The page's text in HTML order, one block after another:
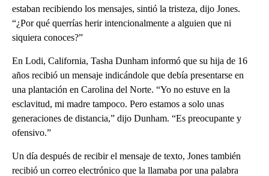
estaban recibiendo los mensajes, sintió la tristeza, dijo Jones.
“¿Por qué querrías herir intencionalmente a alguien que ni
siquiera conoces?”
En Lodi, California, Tasha Dunham informó que su hija de 16
años recibió un mensaje indicándole que debía presentarse en
una plantación en Carolina del Norte. “Yo no estuve en la
esclavitud, mi madre tampoco. Pero estamos a solo unas
generaciones de distancia,” dijo Dunham. “Es preocupante y
ofensivo.”
Un día después de recibir el mensaje de texto, Jones también
recibió un correo electrónico que la llamaba por una palabra